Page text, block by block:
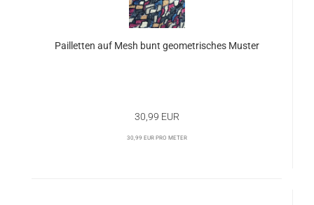
Pailletten auf Mesh bunt geometrisches Muster
30,99 EUR
30,99 EUR pro Meter